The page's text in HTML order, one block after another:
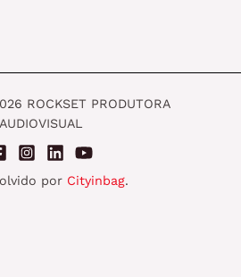
ROCKSET PRODUTORA
AUDIOVISUAL
por Cityinbag.